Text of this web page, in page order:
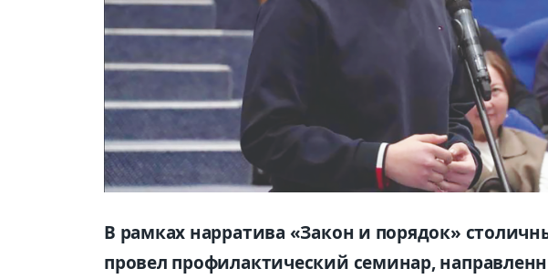
В рамках нарратива «Закон и порядок»
провел профилактический семинар,